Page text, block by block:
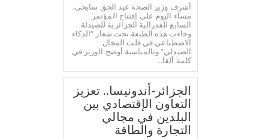
أشرف وزير الصحة عبد الحق سايحي،
مساء اليوم على إفتتاح المؤتمر
السابع للفدرالية الجزائرية للصيدلة.
وجاءت هذه الطبعة تحت شعار “الذكاء
الاصطناعي في قلب المجال
الصيدلي”.وبالمناسبة أوضح الوزير في
كلمة ألقا...
الجزائر-أندونيسا.. تعزيز
التعاون الإقتصادي بين
البلدين في مجالي
التجارة والطاقة